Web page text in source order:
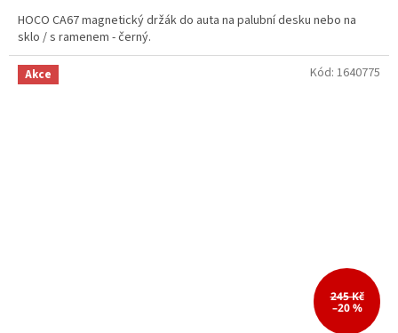
HOCO CA67 magnetický držák do auta na palubní desku nebo na
sklo / s ramenem - černý.
Akce
245 Kč
–20 %
Kód: 1640775